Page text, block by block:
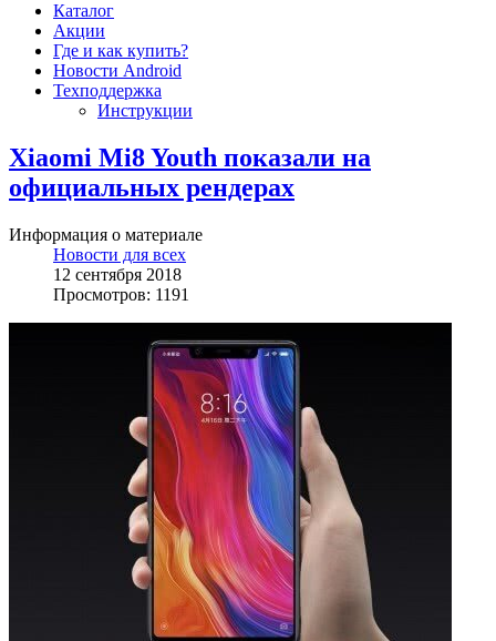
Каталог
Акции
Где и как купить?
Новости Android
Техподдержка
Инструкции
Xiaomi Mi8 Youth показали на
официальных рендерах
Информация о материале
Новости для всех
12 сентября 2018
Просмотров: 1191